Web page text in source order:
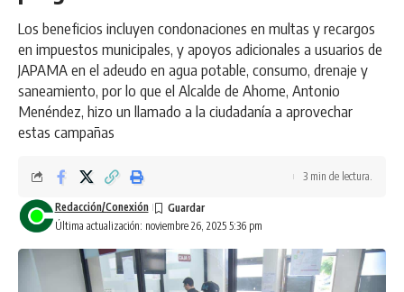
Los beneficios incluyen condonaciones en multas y recargos
en impuestos municipales, y apoyos adicionales a usuarios de
JAPAMA en el adeudo en agua potable, consumo, drenaje y
saneamiento, por lo que el Alcalde de Ahome, Antonio
Menéndez, hizo un llamado a la ciudadanía a aprovechar
estas campañas
Última actualización: noviembre 26, 2025 5:36 pm
Redacción/Conexión
3 min de lectura.